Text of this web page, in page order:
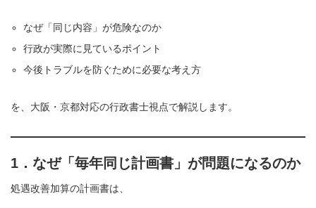
なぜ「同じ内容」が危険なのか
行政が実際に見ているポイント
今後トラブルを防ぐために必要な考え方
を、大阪・京都対応の行政書士視点で解説します。
1．なぜ「毎年同じ計画書」が問題になるのか
処遇改善加算の計画書は、